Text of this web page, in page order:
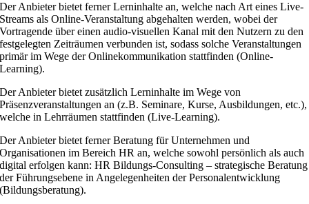
Der Anbieter bietet ferner Lerninhalte an, welche nach Art eines Live-
Streams als Online-Veranstaltung abgehalten werden, wobei der
Vortragende über einen audio-visuellen Kanal mit den Nutzern zu den
festgelegten Zeiträumen verbunden ist, sodass solche Veranstaltungen
primär im Wege der Onlinekommunikation stattfinden (Online-
Learning).
Der Anbieter bietet zusätzlich Lerninhalte im Wege von
Präsenzveranstaltungen an (z.B. Seminare, Kurse, Ausbildungen, etc.),
welche in Lehrräumen stattfinden (Live-Learning).
Der Anbieter bietet ferner Beratung für Unternehmen und
Organisationen im Bereich HR an, welche sowohl persönlich als auch
digital erfolgen kann: HR Bildungs-Consulting – strategische Beratung
der Führungsebene in Angelegenheiten der Personalentwicklung
(Bildungs­beratung).